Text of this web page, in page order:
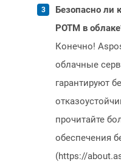
Безопасно ли
POTM в
Конечно!
облачные
гарантируют
прочитайте
обеспечения
(https://